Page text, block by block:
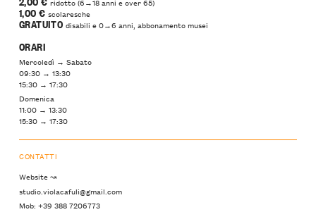
1,00 € scolaresche
GRATUITO disabili e 0→6 anni, abbonamento musei
ORARI
Mercoledì → Sabato
09:30 → 13:30
15:30 → 17:30
Domenica
11:00 → 13:30
15:30 → 17:30
CONTATTI
Website ↝
studio.violacafuli@gmail.com
Mob: +39 388 7206773